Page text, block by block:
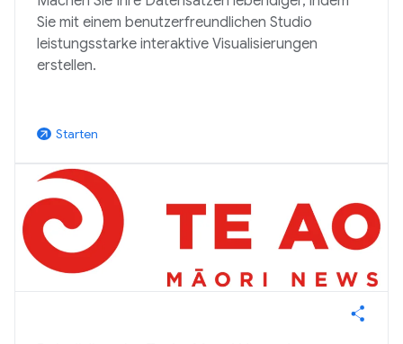
Sie mit einem benutzerfreundlichen Studio
leistungsstarke interaktive Visualisierungen
erstellen.
arrow_outward Starten